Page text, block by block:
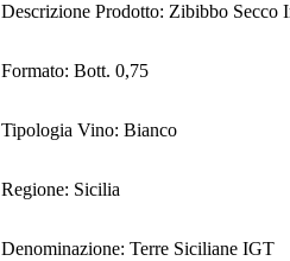
Descrizione Prodotto: Zibibbo Secco
Formato: Bott. 0,75
Tipologia Vino: Bianco
Regione: Sicilia
Denominazione: Terre Siciliane IGT